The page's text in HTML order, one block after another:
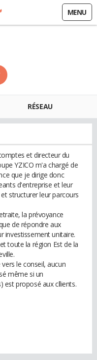
MENU
RÉSEAU
et directeur du
YZICO m'a chargé de
que je dirige donc
d'entreprise et leur
structurer leur parcours
la prévoyance
de répondre aux
investissement unitaire.
toute la région Est de la
le conseil, aucun
même si un
est proposé aux cllients.